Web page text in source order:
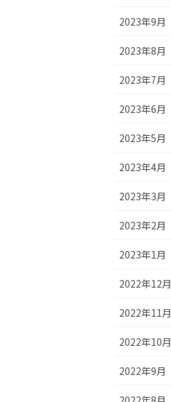
2023年9月
2023年8月
2023年7月
2023年6月
2023年5月
2023年4月
2023年3月
2023年2月
2023年1月
2022年12月
2022年11月
2022年10月
2022年9月